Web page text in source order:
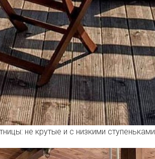
не крутые и с низкими ступеньками.